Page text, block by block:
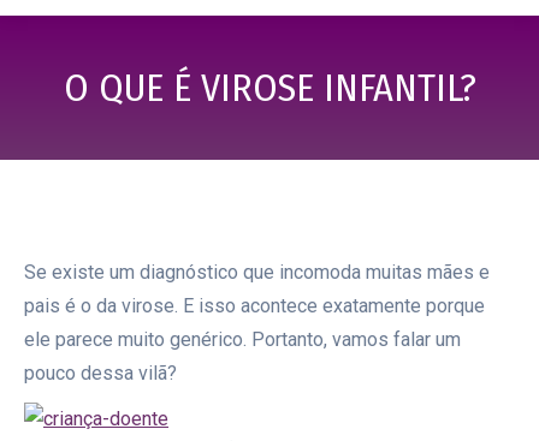
O QUE É VIROSE INFANTIL?
Se existe um diagnóstico que incomoda muitas mães e
pais é o da virose. E isso acontece exatamente porque
ele parece muito genérico. Portanto, vamos falar um
pouco dessa vilã?